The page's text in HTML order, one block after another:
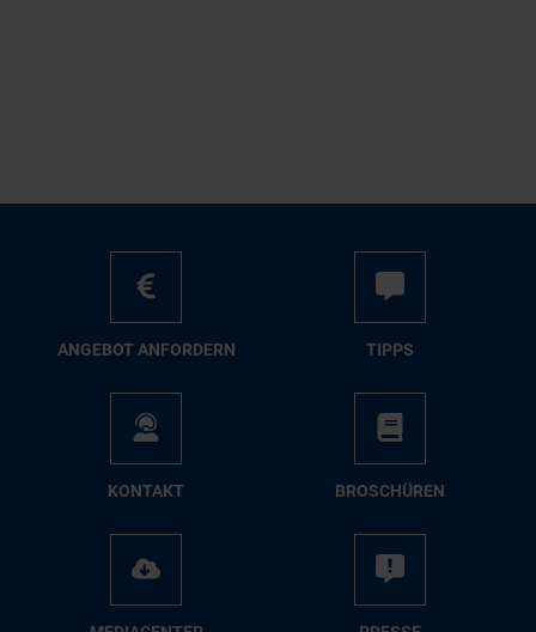
AN­GE­BOT AN­FOR­DERN TIPPS
KON­TAKT BRO­SCHÜ­REN